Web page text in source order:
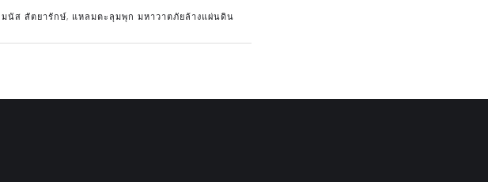
มนัส สัตยารักษ์, แหลมตะลุมพุก มหาวาตภัยล้างแผ่นดิน